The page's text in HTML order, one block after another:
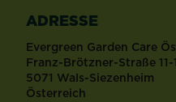
ADRESSE
Evergreen Garden Care
Franz-Brötzner-Straße 11-
5071 Wals-Siezenheim
Österreich